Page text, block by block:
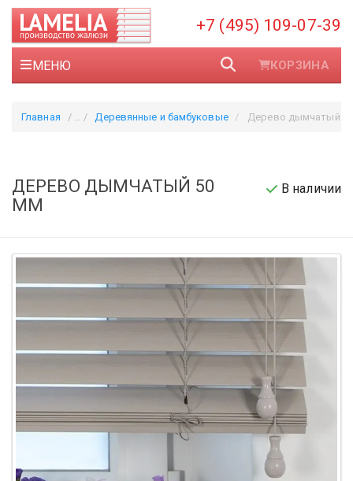
+7 (495) 109-07-39
МЕНЮ КОРЗИНА
Главная Деревянные и бамбуковые Дерево дымчатый
ДЕРЕВО ДЫМЧАТЫЙ 50
ММ
В наличии